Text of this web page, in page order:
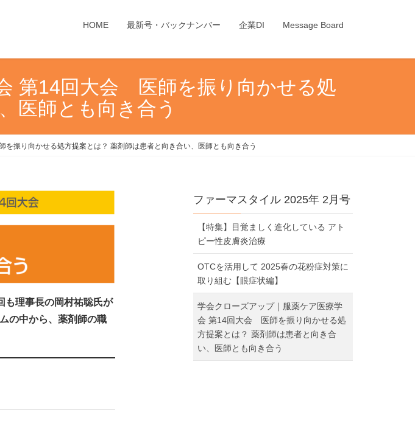
HOME 最新号・バックナンバー 企業DI Message Board
第14回大会 医師を振り向かせる処
医師とも向き合う
振り向かせる処方提案とは？ 薬剤師は患者と向き合い、医師とも向き合う
も理事長の岡村祐聡氏が
の中から、薬剤師の職
ファーマスタイル 2025年 2月号
【特集】目覚ましく進化している アト
ピー性皮膚炎治療
OTCを活用して 2025春の花粉症対策に
取り組む【眼症状編】
学会クローズアップ｜服薬ケア医療学
会 第14回大会 医師を振り向かせる処
方提案とは？ 薬剤師は患者と向き合
い、医師とも向き合う